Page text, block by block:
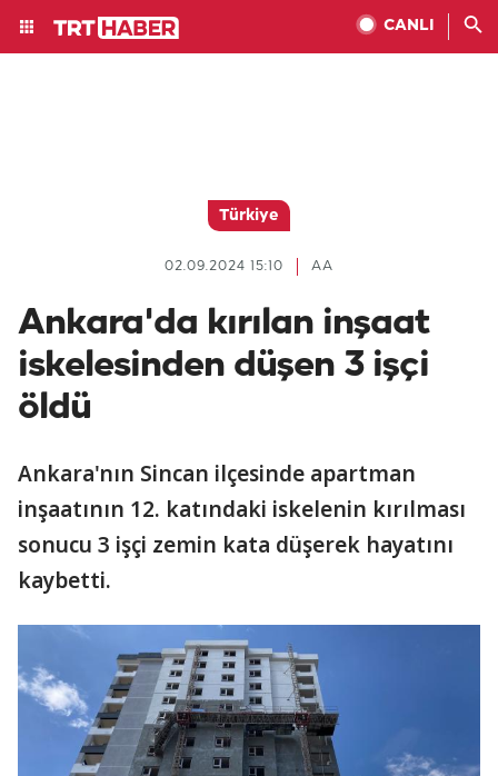
CANLI
Türkiye
AA
02.09.2024 15:10
Ankara'da kırılan inşaat
iskelesinden düşen 3 işçi
öldü
Ankara'nın Sincan ilçesinde apartman
inşaatının 12. katındaki iskelenin kırılması
sonucu 3 işçi zemin kata düşerek hayatını
kaybetti.